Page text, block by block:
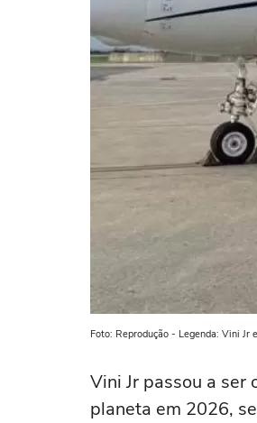
Foto: Reprodução - Legenda: Vini Jr
Vini Jr passou a
planeta em 2026,